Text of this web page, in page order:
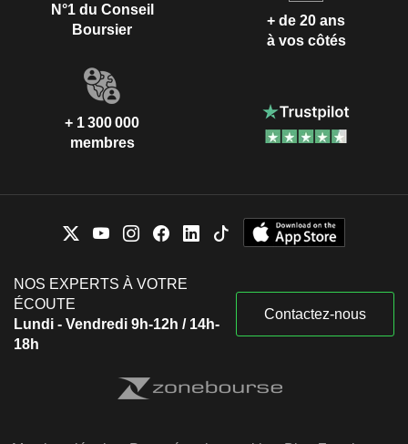
N°1 du Conseil
Boursier
+ de 20 ans
à vos côtés
+ 1 300 000
membres
NOS EXPERTS À VOTRE
ÉCOUTE
Lundi - Vendredi 9h-12h / 14h-
18h
Contactez-nous